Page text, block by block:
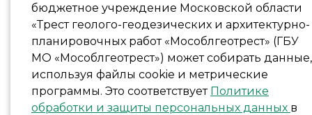
бюджетное учреждение Московской области
«Трест геолого-геодезических и архитектурно-
планировочных работ «Мособлгеотрест» (ГБУ
МО «Мособлгеотрест») может собирать данные,
используя файлы cookie и метрические
программы. Это соответствует Политике
обработки и защиты персональных данных в